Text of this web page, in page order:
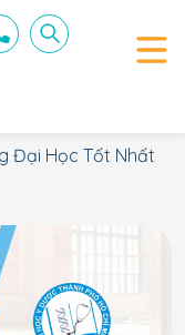
Đại Học Tốt Nhất